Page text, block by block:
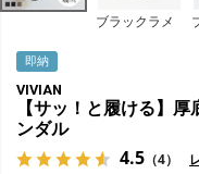
ブラックラメ
即納
VIVIAN
【サッ！と履ける】
ンダル
4.5 （4）